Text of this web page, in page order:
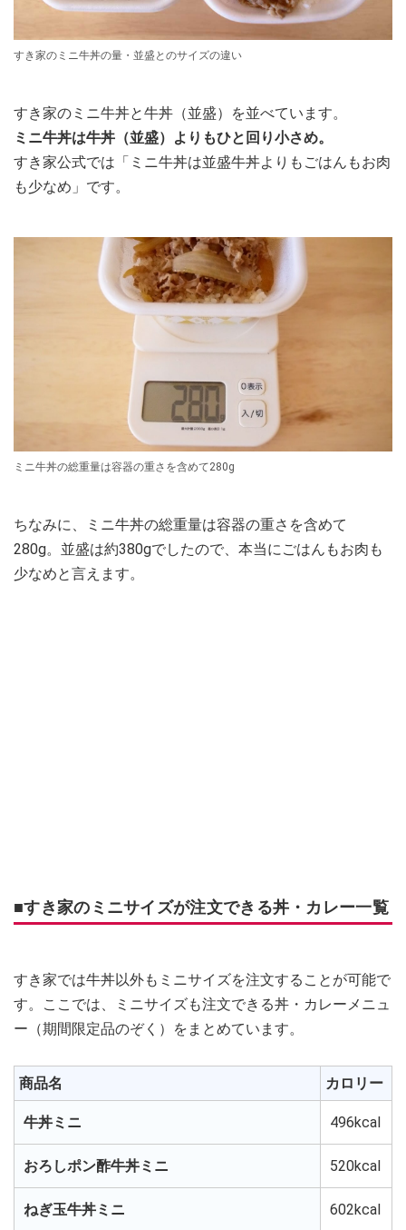
すき家のミニ牛丼の量・並盛とのサイズの違い
すき家のミニ牛丼と牛丼（並盛）を並べています。
ミニ牛丼は牛丼（並盛）よりもひと回り小さめ。
すき家公式では「ミニ牛丼は並盛牛丼よりもごはんもお肉
も少なめ」です。
ミニ牛丼の総重量は容器の重さを含めて280g
ちなみに、ミニ牛丼の総重量は容器の重さを含めて
280g。並盛は約380gでしたので、本当にごはんもお肉も
少なめと言えます。
■すき家のミニサイズが注文できる丼・カレー一覧
すき家では牛丼以外もミニサイズを注文することが可能で
す。ここでは、ミニサイズも注文できる丼・カレーメニュ
ー（期間限定品のぞく）をまとめています。
商品名 カロリー
牛丼ミニ 496kcal
おろしポン酢牛丼ミニ 520kcal
ねぎ玉牛丼ミニ 602kcal